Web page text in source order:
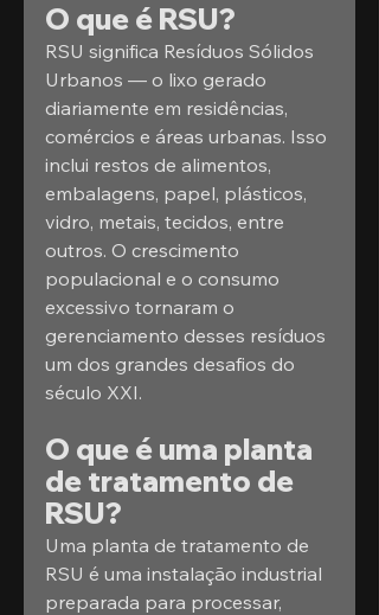
O que é RSU?
RSU significa Resíduos Sólidos
Urbanos — o lixo gerado
diariamente em residências,
comércios e áreas urbanas. Isso
inclui restos de alimentos,
embalagens, papel, plásticos,
vidro, metais, tecidos, entre
outros. O crescimento
populacional e o consumo
excessivo tornaram o
gerenciamento desses resíduos
um dos grandes desafios do
século XXI.
O que é uma planta
de tratamento de
RSU?
Uma planta de tratamento de
RSU é uma instalação industrial
preparada para processar,